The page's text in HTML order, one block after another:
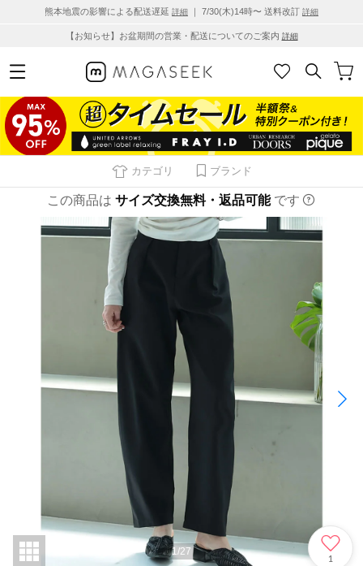
熊本地震の影響による配送遅延 詳細 ｜ 7/30(木)14時〜 送料改訂 詳細
【お知らせ】お盆期間の営業・配送についてのご案内 詳細
カテゴリ ブランド
この商品は サイズ交換無料・返品可能 です
1 /27
1